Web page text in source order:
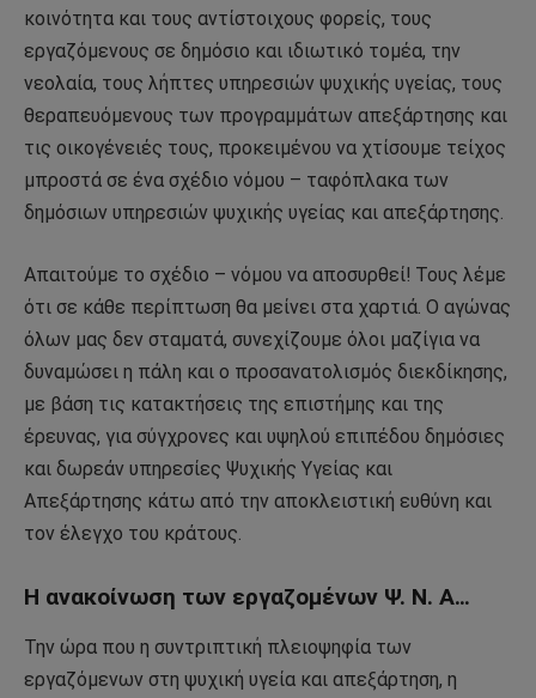
κοινότητα και τους αντίστοιχους φορείς, τους
εργαζόμενους σε δημόσιο και ιδιωτικό τομέα, την
νεολαία, τους λήπτες υπηρεσιών ψυχικής υγείας, τους
θεραπευόμενους των προγραμμάτων απεξάρτησης και
τις οικογένειές τους, προκειμένου να χτίσουμε τείχος
μπροστά σε ένα σχέδιο νόμου – ταφόπλακα των
δημόσιων υπηρεσιών ψυχικής υγείας και απεξάρτησης.
Απαιτούμε το σχέδιο – νόμου να αποσυρθεί! Τους λέμε
ότι σε κάθε περίπτωση θα μείνει στα χαρτιά. Ο αγώνας
όλων μας δεν σταματά, συνεχίζουμε όλοι μαζίγια να
δυναμώσει η πάλη και ο προσανατολισμός διεκδίκησης,
με βάση τις κατακτήσεις της επιστήμης και της
έρευνας, για σύγχρονες και υψηλού επιπέδου δημόσιες
και δωρεάν υπηρεσίες Ψυχικής Υγείας και
Απεξάρτησης κάτω από την αποκλειστική ευθύνη και
τον έλεγχο του κράτους.
Η ανακοίνωση των εργαζομένων Ψ. Ν. Α…
Την ώρα που η συντριπτική πλειοψηφία των
εργαζόμενων στη ψυχική υγεία και απεξάρτηση, η